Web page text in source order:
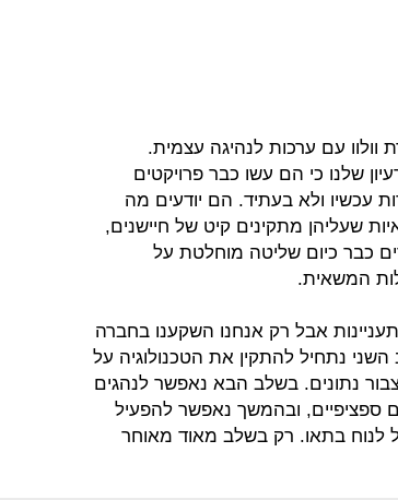
עם ערכות לנהיגה עצמית.
שלנו כי הם עשו כבר פרויקטים
עכשיו ולא בעתיד. הם יודעים מה
שעליהן מתקינים קיט של חיישנים,
כבר כיום שליטה מוחלטת על
אבל רק אנחנו השקענו בחברה
נתחיל להתקין את הטכנולוגיה על
נתונים. בשלב הבא נאפשר לנהגים
ובהמשך נאפשר להפעיל
לנוח בתאו. רק בשלב מאוד מאוחר